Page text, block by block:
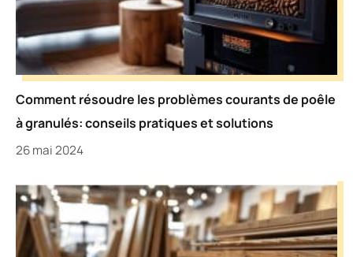
Comment résoudre les problèmes courants de poêle
à granulés: conseils pratiques et solutions
26 mai 2024